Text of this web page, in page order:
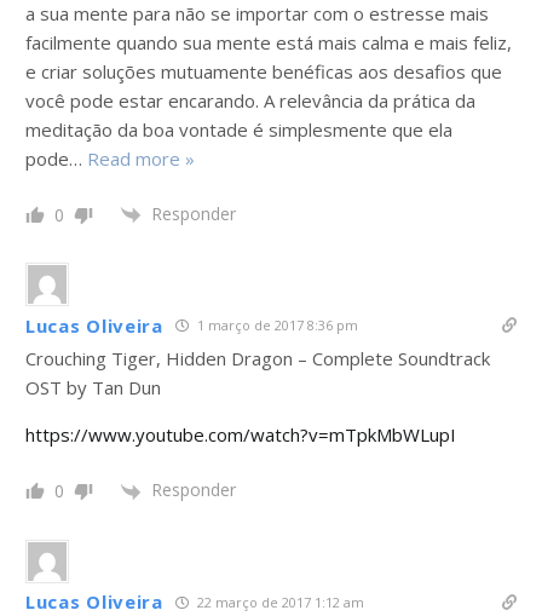
a sua mente para não se importar com o estresse mais
facilmente quando sua mente está mais calma e mais feliz,
e criar soluções mutuamente benéficas aos desafios que
você pode estar encarando. A relevância da prática da
meditação da boa vontade é simplesmente que ela
pode… Read more »
0 Responder
Lucas Oliveira 1 março de 2017 8:36 pm
Crouching Tiger, Hidden Dragon – Complete Soundtrack
OST by Tan Dun
https://www.youtube.com/watch?v=mTpkMbWLupI
0 Responder
Lucas Oliveira 22 março de 2017 1:12 am